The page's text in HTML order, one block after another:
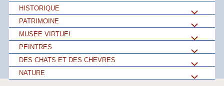
Menu
HISTORIQUE
Menu
PATRIMOINE
Menu
MUSEE VIRTUEL
Menu
PEINTRES
DES CHATS ET DES CHEVRES
NATURE